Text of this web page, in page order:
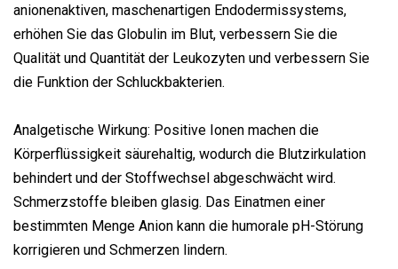
anionenaktiven, maschenartigen Endodermissystems,
erhöhen Sie das Globulin im Blut, verbessern Sie die
Qualität und Quantität der Leukozyten und verbessern Sie
die Funktion der Schluckbakterien.
Analgetische Wirkung: Positive Ionen machen die
Körperflüssigkeit säurehaltig, wodurch die Blutzirkulation
behindert und der Stoffwechsel abgeschwächt wird.
Schmerzstoffe bleiben glasig. Das Einatmen einer
bestimmten Menge Anion kann die humorale pH-Störung
korrigieren und Schmerzen lindern.